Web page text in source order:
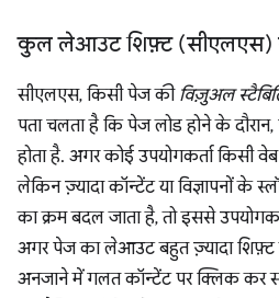
कुल लेआउट शिफ़्ट (सीएलएस)
सीएलएस, किसी पेज की विज़ुअल
पता चलता है कि पेज लोड होने के
होता है. अगर कोई उपयोगकर्ता किसी
लेकिन ज़्यादा कॉन्टेंट या विज्ञापनों के
का क्रम बदल जाता है, तो इससे
अगर पेज का लेआउट बहुत ज़्यादा शिफ़्ट
अनजाने में गलत कॉन्टेंट पर क्लिक कर